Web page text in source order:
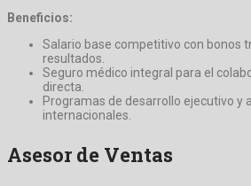
Beneficios:
Salario base competitivo con bonos
resultados.
Seguro médico integral para el
directa.
Programas de desarrollo ejecutivo y
internacionales.
Asesor de Ventas